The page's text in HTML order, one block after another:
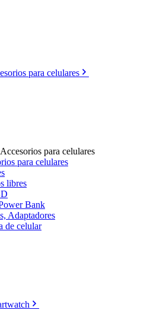
para celulares
Accesorios para celulares
para celulares
libres
Bank
Adaptadores
de celular